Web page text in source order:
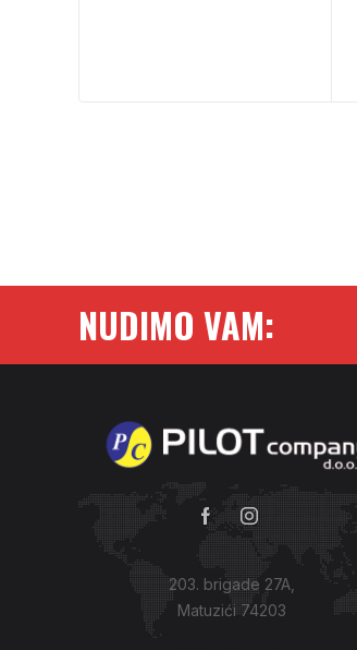
NUDIMO VAM:
203. brigade 27A,
Matuzići 74203